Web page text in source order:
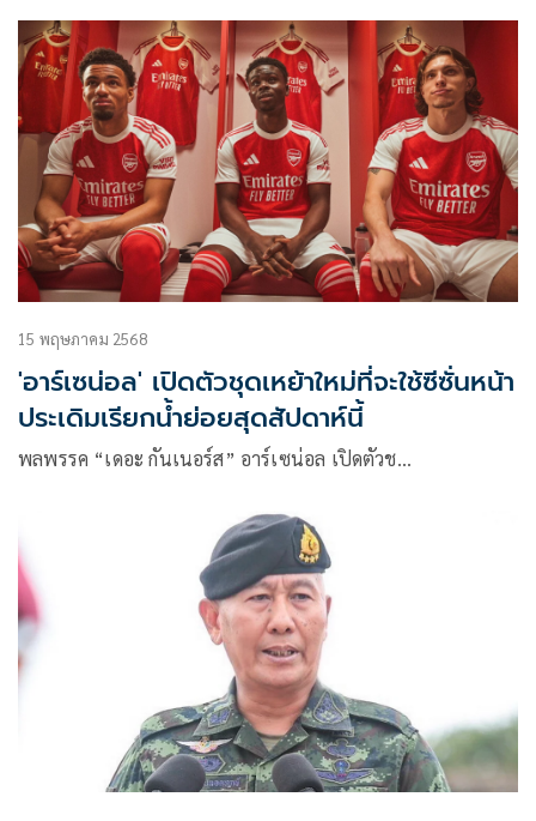
15 พฤษภาคม 2568
'อาร์เซน่อล' เปิดตัวชุดเหย้าใหม่ที่จะใช้ซีซั่นหน้า
ประเดิมเรียกน้ำย่อยสุดสัปดาห์นี้
พลพรรค “เดอะ กันเนอร์ส” อาร์เซน่อล เปิดตัวช…